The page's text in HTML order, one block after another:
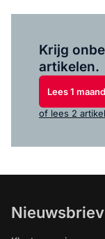
Krijg
artikelen.
Lees 1
of lees 2